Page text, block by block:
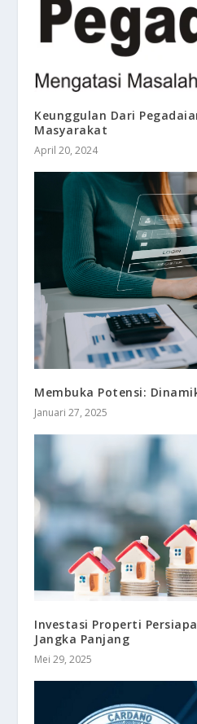
Keunggulan Dari
Masyarakat
April 20, 2024
Membuka Potensi:
Januari 27, 2025
Investasi Properti
Jangka Panjang
Mei 29, 2025